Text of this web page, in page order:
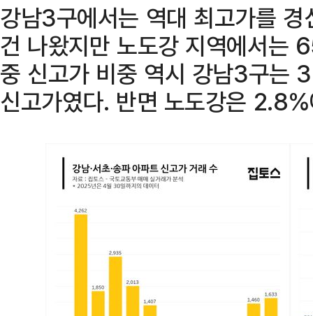
강남3구에서는 역대 최고가를
건 나왔지만 노도강 지역에서는
중 신고가 비중 역시 강남3구는
신고가였다. 반면 노도강은